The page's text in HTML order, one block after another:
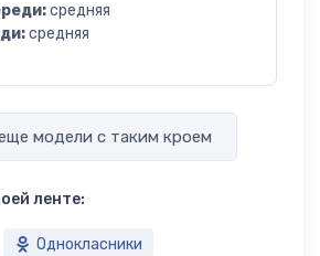
средняя
средняя
модели с таким кроем
ленте:
Однокласники